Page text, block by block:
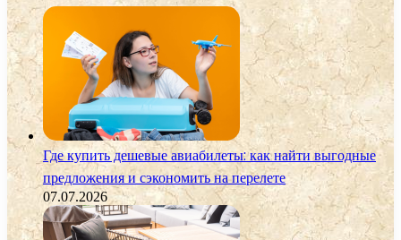
Где купить дешевые авиабилеты: как найти выгодные
предложения и сэкономить на перелете
07.07.2026